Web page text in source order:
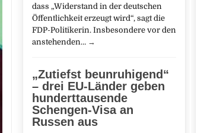
dass „Widerstand in der deutschen
Öffentlichkeit erzeugt wird“, sagt die
FDP-Politikerin. Insbesondere vor den
anstehenden… →
„Zutiefst beunruhigend“
– drei EU-Länder geben
hunderttausende
Schengen-Visa an
Russen aus